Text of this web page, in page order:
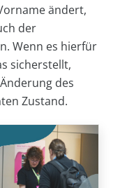
ändert,
der
Wenn es hierfür
sicherstellt,
des
Zustand.